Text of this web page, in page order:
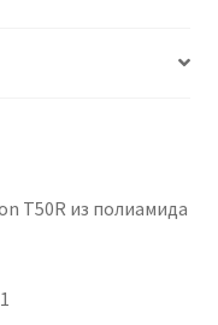
T50R из полиамида